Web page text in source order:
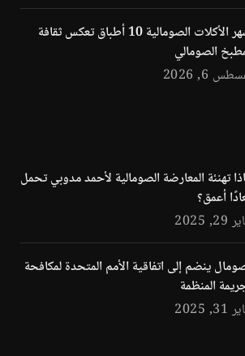
أشهر الأكلات الصومالية 10 أطباق تعكس ثقافة
الصومالي
6, 2026
تهنئة المعارضة الصومالية لأحمد مدوبي تحمل
أعمق؟
2025
ينضم إلى اتفاقية الأمم المتحدة لمكافحة
المنظمة
2025